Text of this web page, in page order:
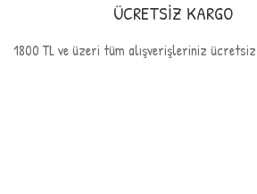
ÜCRETSİZ KARGO
1800 TL ve üzeri tüm alışverişleriniz